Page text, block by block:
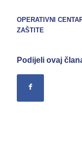
OPERATIVNI
ZAŠTITE
Podijeli ovaj